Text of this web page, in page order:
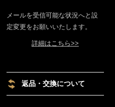
メールを受信可能な状況へと設
定変更をお願いいたします。
詳細はこちら>>
返品・交換について